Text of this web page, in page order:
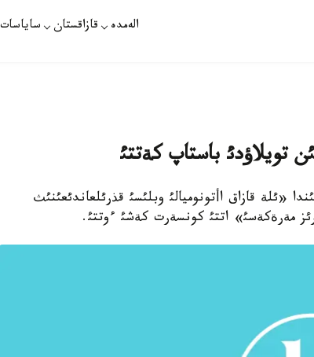
الەمدە قازاقستان ساياسات
تويلاؤدئ باستاپ كةتتئ
3 - كذنئ نئلقئ اؤدانئندا «ئلة قازاق اأتونوميالئ وبلئسئ قذرئلعاندئعئنئث